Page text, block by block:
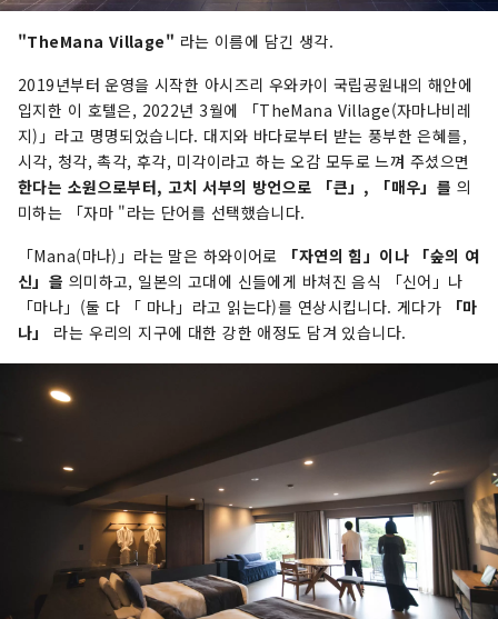
"TheMana Village" 라는 이름에 담긴 생각.
2019년부터 운영을 시작한 아시즈리 우와카이 국립공원내의 해안에
입지한 이 호텔은, 2022년 3월에 「TheMana Village(자마나비레
지)」라고 명명되었습니다. 대지와 바다로부터 받는 풍부한 은혜를,
시각, 청각, 촉각, 후각, 미각이라고 하는 오감 모두로 느껴 주셨으면
한다는 소원으로부터, 고치 서부의 방언으로 「큰」, 「매우」를 의
미하는 「자마 "라는 단어를 선택했습니다.
「Mana(마나)」라는 말은 하와이어로
「자연의 힘」이나 「숲의 여
신」을 의미하고, 일본의 고대에 신들에게 바쳐진 음식 「신어」나
「마나」(둘 다 「 마나」라고 읽는다)를 연상시킵니다. 게다가
「마
나」
라는 우리의 지구에 대한 강한 애정도 담겨 있습니다.